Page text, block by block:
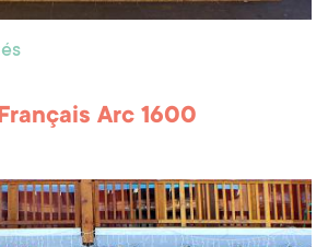
Arc 1600